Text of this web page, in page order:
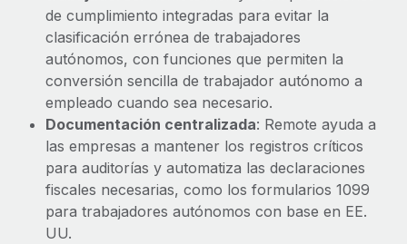
Gestionar las nóminas internamente es complicado. Tardas
semanas en hacerlo manualmente y, al mes...
Más información
de cumplimiento integradas para evitar la
clasificación errónea de trabajadores
autónomos, con funciones que permiten la
conversión sencilla de trabajador autónomo a
empleado cuando sea necesario.
Documentación centralizada: Remote ayuda a
las empresas a mantener los registros críticos
para auditorías y automatiza las declaraciones
fiscales necesarias, como los formularios 1099
para trabajadores autónomos con base en EE.
UU.